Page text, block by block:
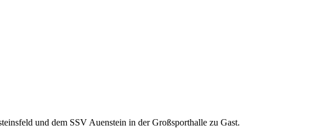
und dem SSV Auenstein in der Großsporthalle zu Gast.